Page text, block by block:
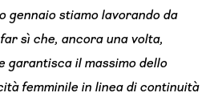
gennaio stiamo lavorando da
sì che, ancora una volta,
garantisca il massimo dello
femminile in linea di continuità